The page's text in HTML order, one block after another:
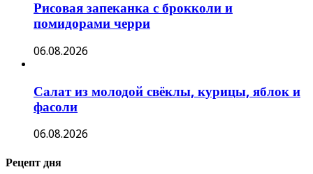
Рисовая запеканка с брокколи и
помидорами черри
06.08.2026
Салат из молодой свёклы, курицы, яблок и
фасоли
06.08.2026
Рецепт дня